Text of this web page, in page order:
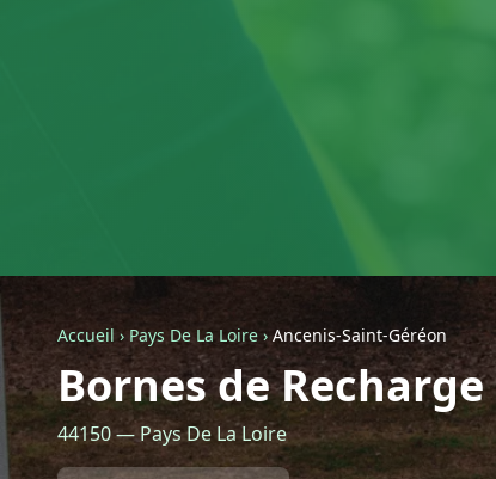
Accueil › Pays De La Loire › Ancenis-Saint-Géréon
Bornes de
44150 — Pays De La Loire